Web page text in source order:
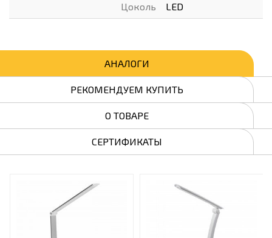
Цоколь LED
АНАЛОГИ
РЕКОМЕНДУЕМ КУПИТЬ
О ТОВАРЕ
СЕРТИФИКАТЫ